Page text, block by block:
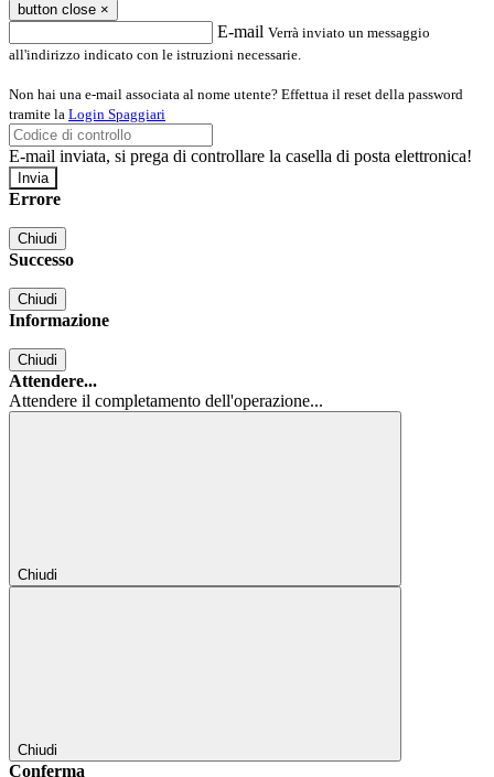
button close ×
E-mail Verrà inviato un messaggio
all'indirizzo indicato con le istruzioni necessarie.
Non hai una e-mail associata al nome utente? Effettua il reset della password
tramite la Login Spaggiari
E-mail inviata, si prega di controllare la casella di posta elettronica!
Errore
Chiudi
Successo
Chiudi
Informazione
Chiudi
Attendere...
Attendere il completamento dell'operazione...
Chiudi
Chiudi
Conferma